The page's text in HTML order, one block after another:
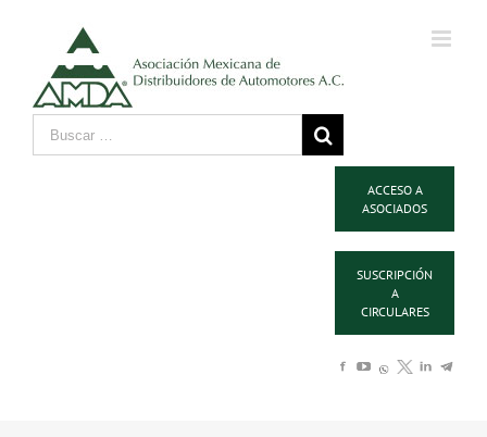
ACCESO A
ASOCIADOS
SUSCRIPCIÓN
A
CIRCULARES